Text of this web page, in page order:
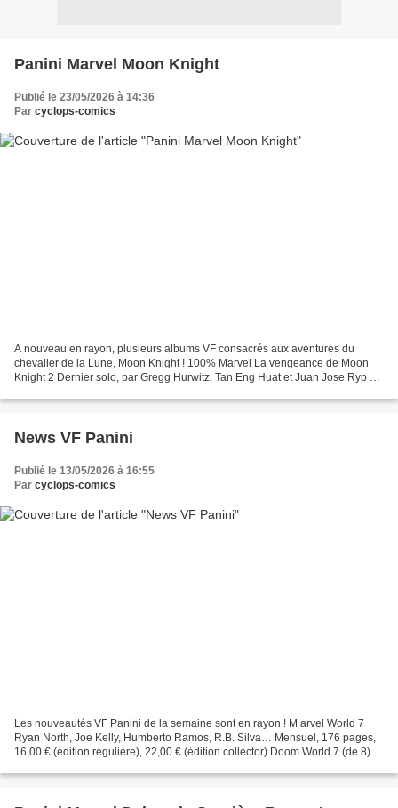
Panini Marvel Moon Knight
Publié le 23/05/2026 à 14:36
Par cyclops-comics
A nouveau en rayon, plusieurs albums VF consacrés aux aventures du
chevalier de la Lune, Moon Knight ! 100% Marvel La vengeance de Moon
Knight 2 Dernier solo, par Gregg Hurwitz, Tan Eng Huat et Juan Jose Ryp Tel
News VF Panini
Publié le 13/05/2026 à 16:55
Par cyclops-comics
Les nouveautés VF Panini de la semaine sont en rayon ! M arvel World 7
Ryan North, Joe Kelly, Humberto Ramos, R.B. Silva… Mensuel, 176 pages,
16,00 € (édition régulière), 22,00 € (édition collector) Doom World 7 (de 8)